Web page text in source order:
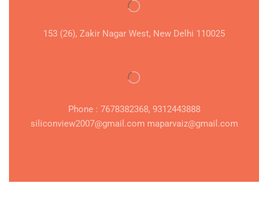
153 (26), Zakir Nagar West, New Delhi 110025
Phone : 7678382368, 9312443888
siliconview2007@gmail.com maparvaiz@gmail.com